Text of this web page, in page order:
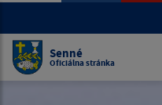
Senné
Oficiálna stránka